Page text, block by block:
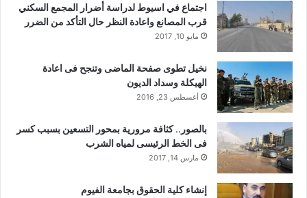
اجتماع في اسيوط لدراسة أضرار المجمع السكني
قرب المصانع واعادة النظر حال التأكد من الضرر
مايو 10, 2017
نخيل تطوى صفحة الماضى وتنجح فى اعادة
الهيكلة وسداد الديون
أغسطس 23, 2016
بالصور.. كثافة مرورية بمحور التسعين بسبب كسر
فى الخط الرئيسى لمياه الشرب
مارس 14, 2017
إنشاء كلية الحقوق بجامعة الفيوم